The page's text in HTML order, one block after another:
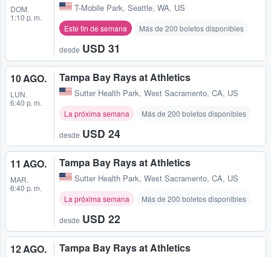
DOM.
1:10 p. m.
T-Mobile Park, Seattle, WA, US
Este fin de semana Más de 200 boletos disponibles
desde USD 31
10 AGO.
LUN.
6:40 p. m.
Tampa Bay Rays at Athletics
Sutter Health Park, West Sacramento, CA, US
La próxima semana Más de 200 boletos disponibles
desde USD 24
11 AGO.
MAR.
6:40 p. m.
Tampa Bay Rays at Athletics
Sutter Health Park, West Sacramento, CA, US
La próxima semana Más de 200 boletos disponibles
desde USD 22
12 AGO. Tampa Bay Rays at Athletics